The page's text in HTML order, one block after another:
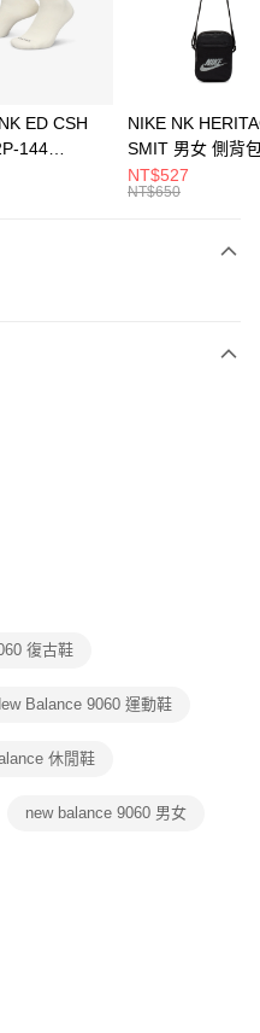
第一商業銀行
彰化商業銀行
，將跳轉至「AFTEE先享後付」
訊。
簡訊中的連結，可透過四大超商／
視為交易完成。
之結帳頁面顯示為準，若有關於
疑問，請聯繫「AFTEE先享後付
support/home
「AFTEE先享後付」服務完成之交
人或監護人之同意方可使用
訊註冊。若發現惡意使用之情形，
運費
運費
運費
ED CSH
144
男女 短統襪
NIKE NK
SMIT 男女 側背
BA5871010
NT$527
NT$650
復古鞋
Balance 9060 運動鞋
休閒鞋
new balance 9060 男女